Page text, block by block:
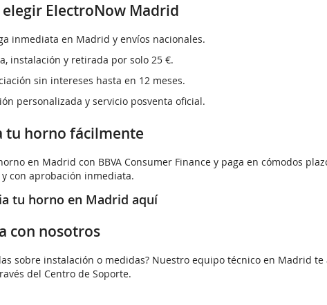
elegir ElectroNow Madrid
inmediata en Madrid y envíos nacionales.
instalación y retirada por solo 25 €.
sin intereses hasta en 12 meses.
personalizada y servicio posventa oficial.
tu horno fácilmente
en Madrid con BBVA Consumer Finance y paga en cómodos
con aprobación inmediata.
tu horno en Madrid aquí
con nosotros
sobre instalación o medidas? Nuestro equipo técnico en Madrid
del Centro de Soporte.